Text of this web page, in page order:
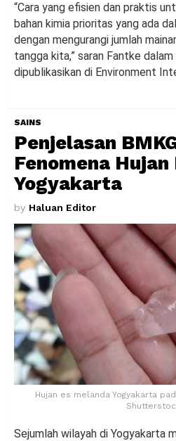
“Cara yang efisien dan praktis
bahan kimia prioritas yang ada
dengan mengurangi jumlah
tangga kita,” saran Fantke
dipublikasikan di Environment
SAINS
Penjelasan
Fenomena Hujan
Yogyakarta
by Haluan Editor
Hujan es melanda Yogyakarta
Sejumlah wilayah di Yogyakarta